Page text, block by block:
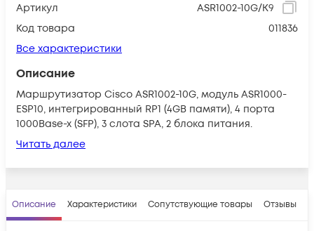
Артикул
ASR1002-10G/K9
Код товара
011836
Все характеристики
Описание
Маршрутизатор Cisco ASR1002-10G, модуль ASR1000-
ESP10, интегрированный RP1 (4GB памяти), 4 порта
1000Base-x (SFP), 3 слота SPA, 2 блока питания.
Читать далее
Описание Характеристики Сопутствующие товары Отзывы